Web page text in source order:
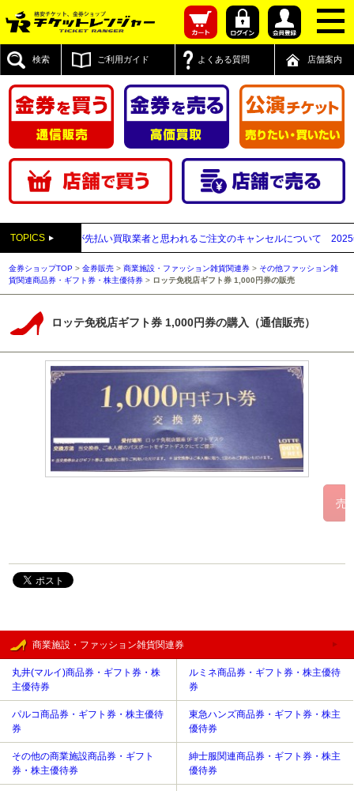
検索 ご利用ガイド よくある質問 店舗案内
TOPICS
売】送付先が先払い買取業者と思われるご注文のキャンセルについて 2025年12
金券ショップTOP >金券販売 >商業施設・ファッション雑貨関連券 > その他ファッション雑
貨関連商品券・ギフト券・株主優待券 > ロッテ免税店ギフト券 1,000円券の販売
ロッテ免税店ギフト券 1,000円券の購入（通信販売）
商業施設・ファッション雑貨関連券
丸井(マルイ)商品券・ギフト券・株
主優待券
ルミネ商品券・ギフト券・株主優待
券
パルコ商品券・ギフト券・株主優待
券
東急ハンズ商品券・ギフト券・株主
優待券
その他の商業施設商品券・ギフト
券・株主優待券
紳士服関連商品券・ギフト券・株主
優待券